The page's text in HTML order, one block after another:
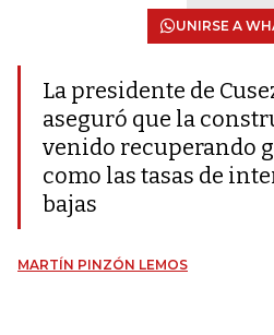
UNIRSE A
La presidente de
aseguró que la
venido recuperando
como las tasas de
bajas
MARTÍN PINZÓN LEMOS